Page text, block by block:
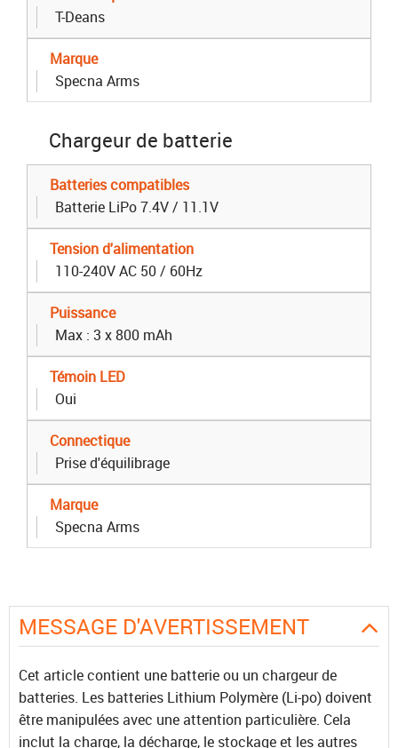
T-Deans
Marque
Specna Arms
Chargeur de batterie
Batteries compatibles
Batterie LiPo 7.4V / 11.1V
Tension d'alimentation
110-240V AC 50 / 60Hz
Puissance
Max : 3 x 800 mAh
Témoin LED
Oui
Connectique
Prise d'équilibrage
Marque
Specna Arms
MESSAGE D'AVERTISSEMENT
Cet article contient une batterie ou un chargeur de
batteries. Les batteries Lithium Polymère (Li-po) doivent
être manipulées avec une attention particulière. Cela
inclut la charge, la décharge, le stockage et les autres